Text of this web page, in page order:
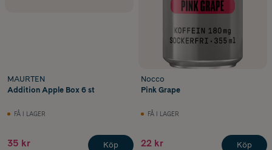
MAURTEN
Addition Apple Box 6 st
FÅ I LAGER
35 kr Köp
Nocco
Pink Grape
FÅ I LAGER
22 kr Köp